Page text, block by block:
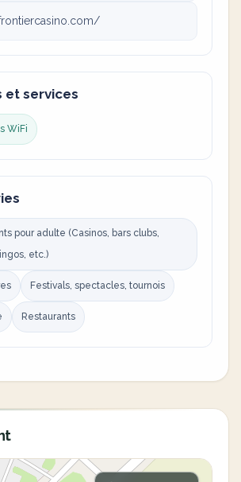
et services
WiFi
pour adulte (Casinos, bars clubs,
etc.)
Festivals, spectacles, tournois
Restaurants